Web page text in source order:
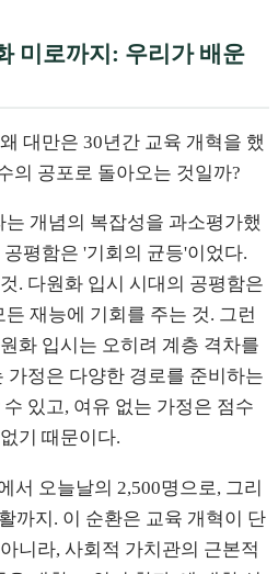
미로까지: 우리가 배운
대만은 30년간 교육 개혁을 했
의 공포로 돌아오는 것일까?
개념의 복잡성을 과소평가했
평함은 '기회의 균등'이었다.
. 다원화 입시 시대의 공평함은
재능에 기회를 주는 것. 그런
화 입시는 오히려 계층 격차를
가정은 다양한 경로를 준비하는
있고, 여유 없는 가정은 점수
기 때문이다.
서 오늘날의 2,500명으로, 그리
까지. 이 순환은 교육 개혁이 단
니라, 사회적 가치관의 근본적